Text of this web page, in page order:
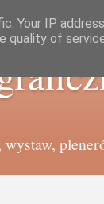
Your IP
quality of